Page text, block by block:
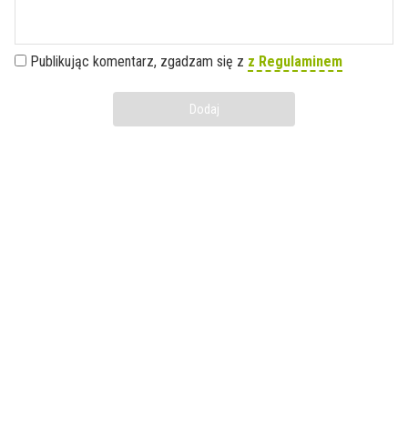
Publikując komentarz, zgadzam się z z Regulaminem
Dodaj